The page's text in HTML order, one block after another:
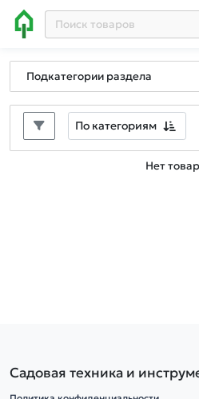
Подкатегории раздела
По категориям
Нет
Садовая техника и